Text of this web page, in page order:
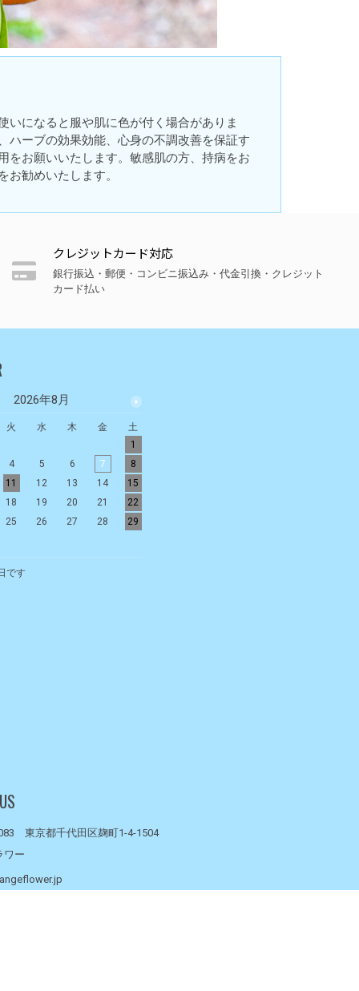
いになると服や肌に色が付く場合がありま
ハーブの効果効能、心身の不調改善を保証す
をお願いいたします。敏感肌の方、持病をお
勧めいたします。
クレジットカード対応
銀行振込・郵便・コンビニ振込み・代金引換・クレジット
カード払い
2026年8月
火 水 木 金
土
1
4 5 6 7
8
11 12 13 14
15
18 19 20 21
22
25 26 27 28
29
です
東京都千代田区麹町1-4-1504
ワー